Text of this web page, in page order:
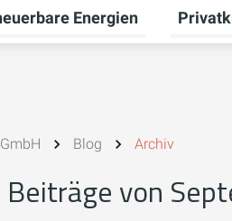
Energien
Blog Archiv
Beiträge von